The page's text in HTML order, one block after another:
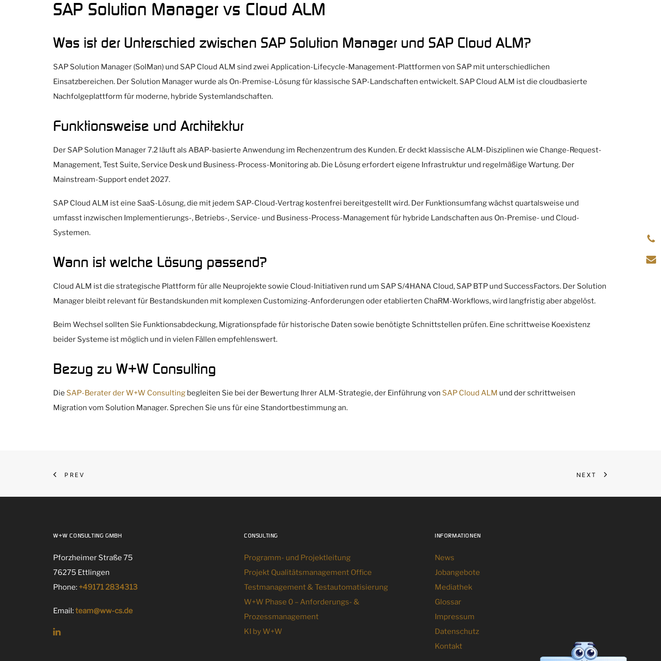
SAP Solution Manager vs Cloud ALM
Was ist der Unterschied zwischen SAP Solution Manager und SAP Cloud ALM?
SAP Solution Manager (SolMan) und SAP Cloud ALM sind zwei Application-Lifecycle-Management-Plattformen von SAP mit unterschiedlichen
Einsatzbereichen. Der Solution Manager wurde als On-Premise-Lösung für klassische SAP-Landschaften entwickelt. SAP Cloud ALM ist die cloudbasierte
Nachfolgeplattform für moderne, hybride Systemlandschaften.
Funktionsweise und Architektur
Der SAP Solution Manager 7.2 läuft als ABAP-basierte Anwendung im Rechenzentrum des Kunden. Er deckt klassische ALM-Disziplinen wie Change-Request-
Management, Test Suite, Service Desk und Business-Process-Monitoring ab. Die Lösung erfordert eigene Infrastruktur und regelmäßige Wartung. Der
Mainstream-Support endet 2027.
SAP Cloud ALM ist eine SaaS-Lösung, die mit jedem SAP-Cloud-Vertrag kostenfrei bereitgestellt wird. Der Funktionsumfang wächst quartalsweise und
umfasst inzwischen Implementierungs-, Betriebs-, Service- und Business-Process-Management für hybride Landschaften aus On-Premise- und Cloud-
Systemen.
Wann ist welche Lösung passend?
Cloud ALM ist die strategische Plattform für alle Neuprojekte sowie Cloud-Initiativen rund um SAP S/4HANA Cloud, SAP BTP und SuccessFactors. Der Solution
Manager bleibt relevant für Bestandskunden mit komplexen Customizing-Anforderungen oder etablierten ChaRM-Workflows, wird langfristig aber abgelöst.
Beim Wechsel sollten Sie Funktionsabdeckung, Migrationspfade für historische Daten sowie benötigte Schnittstellen prüfen. Eine schrittweise Koexistenz
beider Systeme ist möglich und in vielen Fällen empfehlenswert.
Bezug zu W+W Consulting
Die SAP-Berater der W+W Consulting begleiten Sie bei der Bewertung Ihrer ALM-Strategie, der Einführung von SAP Cloud ALM und der schrittweisen
Migration vom Solution Manager. Sprechen Sie uns für eine Standortbestimmung an.
PREV NEXT
W+W CONSULTING GMBH
Pforzheimer Straße 75
76275 Ettlingen
Phone: +49171 2834313
Email:team@ww-cs.de
CONSULTING
Programm- und Projektleitung
Projekt Qualitätsmanagement Office
Testmanagement & Testautomatisierung
W+W Phase 0 – Anforderungs- &
Prozessmanagement
KI by W+W
INFORMATIONEN
News
Jobangebote
Mediathek
Glossar
Impressum
Datenschutz
Kontakt